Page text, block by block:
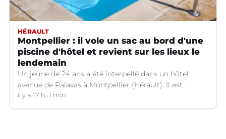
HÉRAULT
Montpellier : il vole un sac au bord d'une
piscine d'hôtel et revient sur les lieux le
lendemain
Un jeune de 24 ans a été interpellé dans un hôtel
avenue de Palavas à Montpellier (Hérault). Il est
suspecté d'avoir volé le sac d'une cliente.
il y a 17 h 1 min